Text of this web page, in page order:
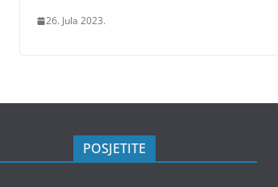
26. Jula 2023.
POSJETITE